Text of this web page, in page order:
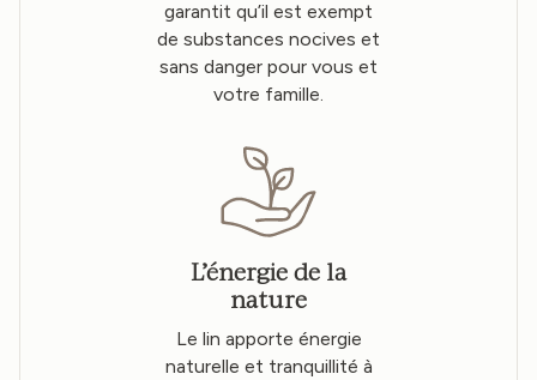
garantit qu’il est exempt
de substances nocives et
sans danger pour vous et
votre famille.
L’énergie de la
nature
Le lin apporte énergie
naturelle et tranquillité à